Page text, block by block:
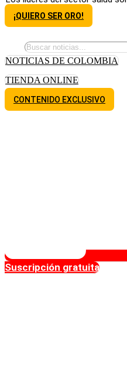
¡QUIERO SER ORO!
NOTICIAS DE COLOMBIA
TIENDA ONLINE
CONTENIDO EXCLUSIVO
Suscripción gratuita